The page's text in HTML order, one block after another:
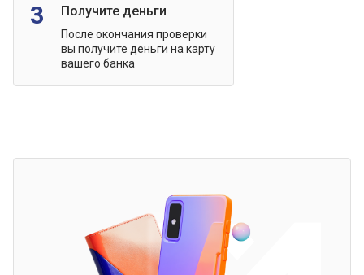
3 Получите деньги
После окончания проверки
вы получите деньги на карту
вашего банка